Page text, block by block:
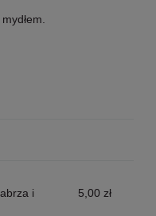
płatności
i
5,00 zł